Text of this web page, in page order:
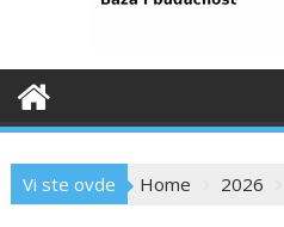
Vi ste ovde Home 2026